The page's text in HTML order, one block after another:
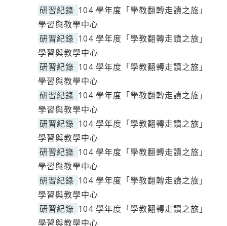
研習紀錄 104 學年度「學教翻轉走讀之旅」
學習與教學中心
研習紀錄 104 學年度「學教翻轉走讀之旅」
學習與教學中心
研習紀錄 104 學年度「學教翻轉走讀之旅」
學習與教學中心
研習紀錄 104 學年度「學教翻轉走讀之旅」
學習與教學中心
研習紀錄 104 學年度「學教翻轉走讀之旅」
學習與教學中心
研習紀錄 104 學年度「學教翻轉走讀之旅」
學習與教學中心
研習紀錄 104 學年度「學教翻轉走讀之旅」
學習與教學中心
研習紀錄 104 學年度「學教翻轉走讀之旅」
學習與教學中心